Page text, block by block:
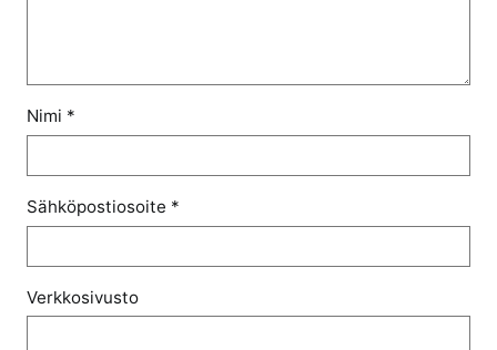
Nimi *
Sähköpostiosoite *
Verkkosivusto